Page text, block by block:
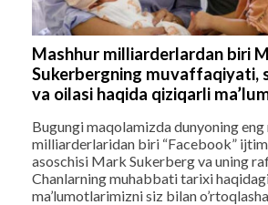
Mashhur milliarderlardan biri
Sukerbergning muvaffaqiyati,
va oilasi haqida qiziqarli
Bugungi maqolamizda dunyoning eng
milliarderlaridan biri “Facebook”
asoschisi Mark Sukerberg va uning
Chanlarning muhabbati tarixi
ma’lumotlarimizni siz bilan